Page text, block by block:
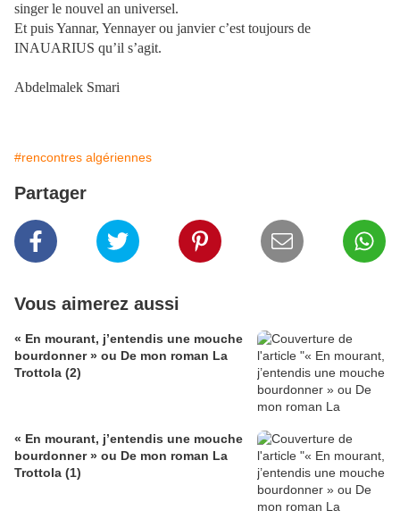
singer le nouvel an universel.
Et puis Yannar, Yennayer ou janvier c’est toujours de
INAUARIUS qu’il s’agit.
Abdelmalek Smari
#rencontres algériennes
Partager
Vous aimerez aussi
« En mourant, j’entendis une mouche
bourdonner » ou De mon roman La
Trottola (2)
« En mourant, j’entendis une mouche
bourdonner » ou De mon roman La
Trottola (1)